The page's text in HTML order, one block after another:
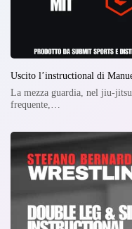
Uscito l’instructional di
La mezza guardia, nel jiu-
frequente,…